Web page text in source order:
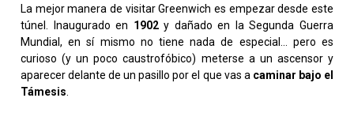
La mejor manera de visitar Greenwich es empezar desde este
túnel. Inaugurado en 1902y dañado en la Segunda Guerra
Mundial, en sí mismo no tiene nada de especial… pero es
curioso (y un poco caustrofóbico) meterse a un ascensor y
aparecer delante de un pasillo por el que vas a caminar bajo el
Támesis